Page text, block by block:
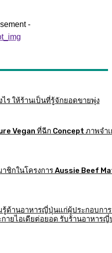
-
ร ให้ร้านเป็นที่รู้จักยอดขายพุ่ง
Vegan ที่ฉีก Concept ภาพจำเ
าชิกในโครงการ Aussie Beef
รู้ด้านอาหารญี่ปุ่นแก่ผู้ประกอบกา
ายไอเดียต่อยอด รับร้านอาหาร